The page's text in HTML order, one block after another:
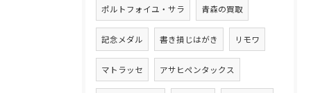
ポルトフォイユ・サラ 青森の買取
記念メダル 書き損じはがき リモワ
マトラッセ アサヒペンタックス